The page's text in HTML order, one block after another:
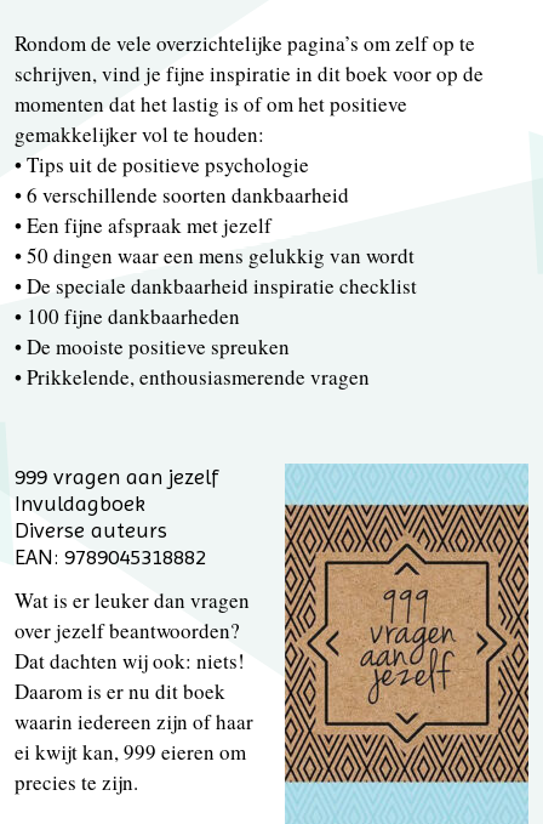
Rondom de vele overzichtelijke pagina’s om zelf op te
schrijven, vind je fijne inspiratie in dit boek voor op de
momenten dat het lastig is of om het positieve
gemakkelijker vol te houden:
• Tips uit de positieve psychologie
• 6 verschillende soorten dankbaarheid
• Een fijne afspraak met jezelf
• 50 dingen waar een mens gelukkig van wordt
• De speciale dankbaarheid inspiratie checklist
• 100 fijne dankbaarheden
• De mooiste positieve spreuken
• Prikkelende, enthousiasmerende vragen
999 vragen aan jezelf
Invuldagboek
Diverse auteurs
EAN: 9789045318882
Wat is er leuker dan vragen
over jezelf beantwoorden?
Dat dachten wij ook: niets!
Daarom is er nu dit boek
waarin iedereen zijn of haar
ei kwijt kan, 999 eieren om
precies te zijn.